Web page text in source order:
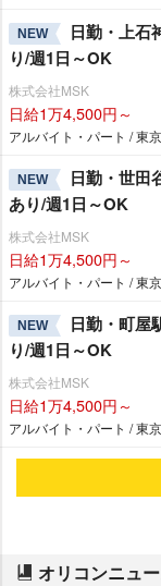
NEW
日勤・上石
り/週1日～OK
株式会社MSK
日給1万4,500円～
アルバイト・パート / 東
NEW
日勤・世田
あり/週1日～OK
株式会社MSK
日給1万4,500円～
アルバイト・パート / 東
NEW
日勤・町屋
り/週1日～OK
株式会社MSK
日給1万4,500円～
アルバイト・パート / 東
オリコンニュ